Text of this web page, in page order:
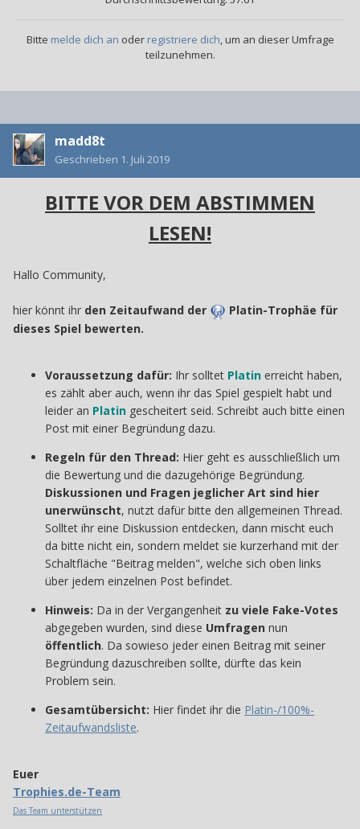
Bitte melde dich an oder registriere dich, um an dieser Umfrage
teilzunehmen.
madd8t
Geschrieben 1. Juli 2019
BITTE VOR DEM ABSTIMMEN
LESEN!
Hallo Community,
hier könnt ihr den Zeitaufwand der
Platin-Trophäe für
dieses Spiel bewerten.
Voraussetzung dafür: Ihr solltet Platin erreicht haben,
es zählt aber auch, wenn ihr das Spiel gespielt habt und
leider an Platin gescheitert seid. Schreibt auch bitte einen
Post mit einer Begründung dazu.
Regeln für den Thread: Hier geht es ausschließlich um
die Bewertung und die dazugehörige Begründung.
Diskussionen und Fragen jeglicher Art sind hier
unerwünscht, nutzt dafür bitte den allgemeinen Thread.
Solltet ihr eine Diskussion entdecken, dann mischt euch
da bitte nicht ein, sondern meldet sie kurzerhand mit der
Schaltfläche "Beitrag melden", welche sich oben links
über jedem einzelnen Post befindet.
Hinweis: Da in der Vergangenheit zu viele Fake-Votes
abgegeben wurden, sind diese Umfragen nun
öffentlich. Da sowieso jeder einen Beitrag mit seiner
Begründung dazuschreiben sollte, dürfte das kein
Problem sein.
Gesamtübersicht: Hier findet ihr die Platin-/100%-
Zeitaufwandsliste.
Euer
Trophies.de-Team
Das Team unterstützen